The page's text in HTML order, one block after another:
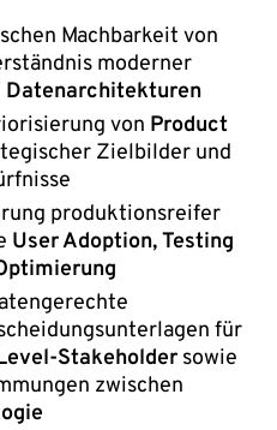
Machbarkeit von
moderner
Datenarchitekturen
von Product
Zielbilder und
produktionsreifer
User Adoption, Testing
für
Stakeholder sowie
zwischen